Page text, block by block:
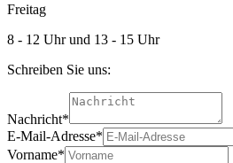
Freitag
8 - 12 Uhr und 13 - 15 Uhr
Schreiben Sie uns:
Nachricht*
E-Mail-Adresse*
Vorname*